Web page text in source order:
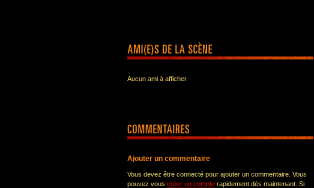
Aucun ami à afficher
Ajouter un commentaire
Vous devez être connecté pour ajouter un commentaire. Vous
pouvez vous créer un compte rapidement dès maintenant. Si